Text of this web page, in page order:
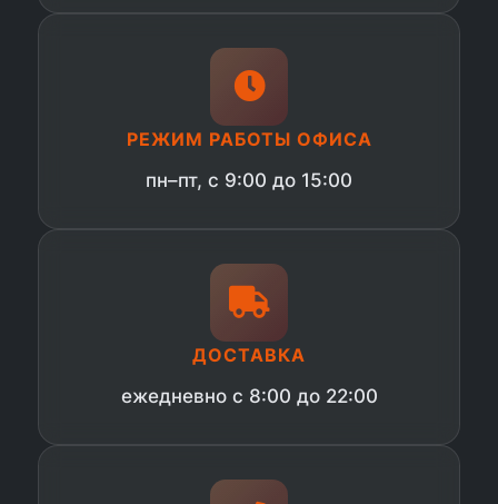
РЕЖИМ РАБОТЫ ОФИСА
пн–пт, с 9:00 до 15:00
ДОСТАВКА
ежедневно с 8:00 до 22:00